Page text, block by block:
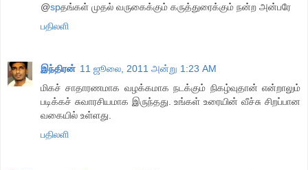
@spதங்கள் முதல் வருகைக்கும் கருத்துரைக்கும் நன்ற அன்பரே
பதிலளி
இந்திரன் 11 ஜூலை, 2011 அன்று 1:23 AM
மிகச் சாதாரணமாக வழக்கமாக நடக்கும் நிகழ்வுதான் என்றாலும்
படிக்கச் சுவாரசியமாக இருந்தது. உங்கள் உரையின் வீச்சு சிறப்பான
வகையில் உள்ளது.
பதிலளி